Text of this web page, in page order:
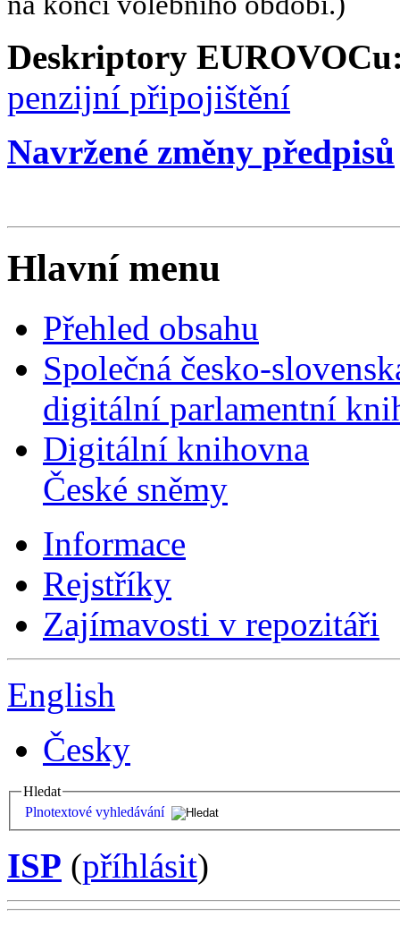
Deskriptory
penzijní připojištění
Navržené změny předpisů
Hlavní menu
Přehled obsahu
Společná česko-
digitální parlamentní
Digitální knihovna
České sněmy
Informace
Rejstříky
Zajímavosti v repozitáři
English
Česky
Hledat
Plnotextové vyhledávání
ISP (příhlásit)